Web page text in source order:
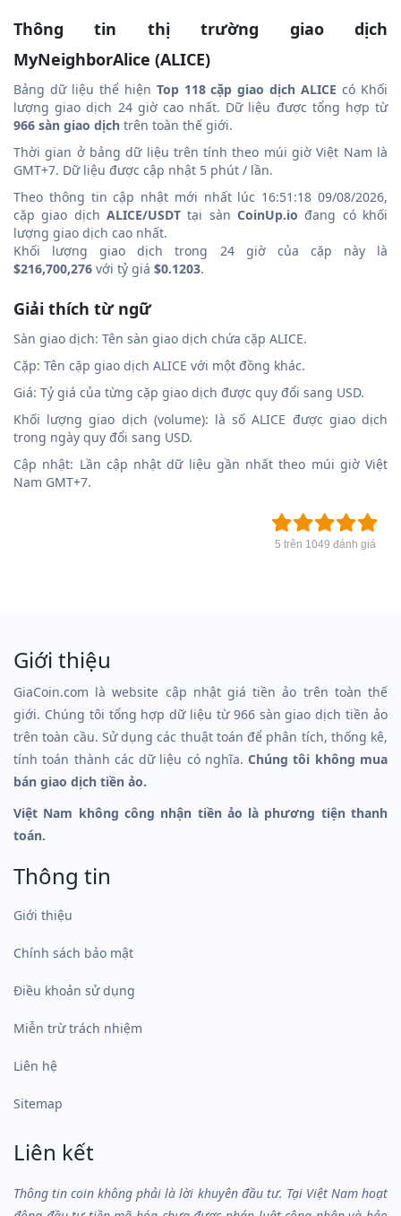
Thông tin thị trường giao dịch
MyNeighborAlice (ALICE)
Bảng dữ liệu thể hiện Top 118 cặp giao dịch ALICE có Khối
lượng giao dịch 24 giờ cao nhất. Dữ liệu được tổng hợp từ
966 sàn giao dịch trên toàn thế giới.
Thời gian ở bảng dữ liệu trên tính theo múi giờ Việt Nam là
GMT+7. Dữ liệu được cập nhật 5 phút / lần.
Theo thông tin cập nhật mới nhất lúc 16:51:18 09/08/2026,
cặp giao dịch ALICE/USDT tại sàn CoinUp.io đang có khối
lượng giao dịch cao nhất.
Khối lượng giao dịch trong 24 giờ của cặp này là
$216,700,276 với tỷ giá $0.1203.
Giải thích từ ngữ
Sàn giao dịch: Tên sàn giao dịch chứa cặp ALICE.
Cặp: Tên cặp giao dịch ALICE với một đồng khác.
Giá: Tỷ giá của từng cặp giao dịch được quy đổi sang USD.
Khối lượng giao dịch (volume): là số ALICE được giao dịch
trong ngày quy đổi sang USD.
Cập nhật: Lần cập nhật dữ liệu gần nhất theo múi giờ Việt
Nam GMT+7.
5 trên 1049 đánh giá
Giới thiệu
GiaCoin.com là website cập nhật giá tiền ảo trên toàn thế
giới. Chúng tôi tổng hợp dữ liệu từ 966 sàn giao dịch tiền ảo
trên toàn cầu. Sử dụng các thuật toán để phân tích, thống kê,
tính toán thành các dữ liệu có nghĩa.Chúng tôi không mua
bán giao dịch tiền ảo.
Việt Nam không công nhận tiền ảo là phương tiện thanh
toán.
Thông tin
Giới thiệu
Chính sách bảo mật
Điều khoản sử dụng
Miễn trừ trách nhiệm
Liên hệ
Sitemap
Liên kết
Thông tin coin không phải là lời khuyên đầu tư. Tại Việt Nam hoạt